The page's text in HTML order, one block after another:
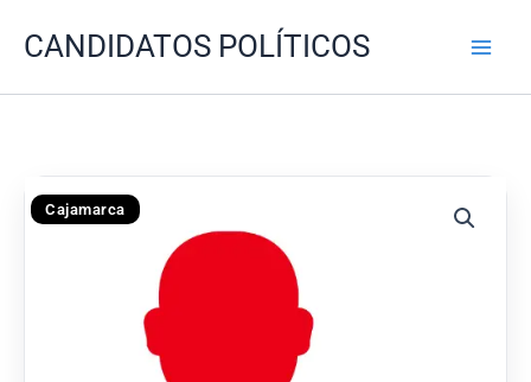
CANDIDATOS POLÍTICOS
Cajamarca